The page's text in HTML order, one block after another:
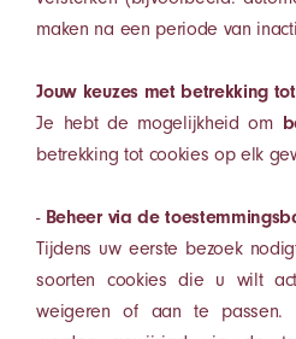
maken na een periode van
Jouw keuzes met betrekking
Je hebt de mogelijkheid om
betrekking tot cookies op elk
- Beheer via de
Tijdens uw eerste bezoek
soorten cookies die u wilt
weigeren of aan te passen.